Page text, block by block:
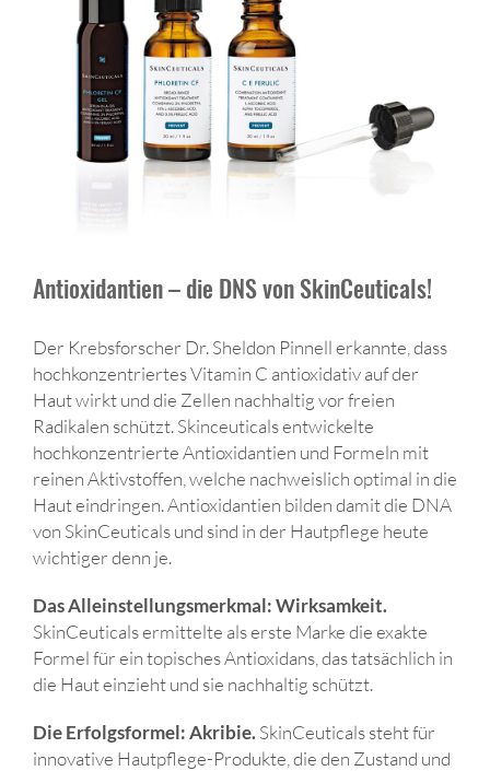
Antioxidantien – die DNS von SkinCeuticals!
Der Krebsforscher Dr. Sheldon Pinnell erkannte, dass
hochkonzentriertes Vitamin C antioxidativ auf der
Haut wirkt und die Zellen nachhaltig vor freien
Radikalen schützt. Skinceuticals entwickelte
hochkonzentrierte Antioxidantien und Formeln mit
reinen Aktivstoffen, welche nachweislich optimal in die
Haut eindringen. Antioxidantien bilden damit die DNA
von SkinCeuticals und sind in der Hautpflege heute
wichtiger denn je.
Das Alleinstellungsmerkmal: Wirksamkeit.
SkinCeuticals ermittelte als erste Marke die exakte
Formel für ein topisches Antioxidans, das tatsächlich in
die Haut einzieht und sie nachhaltig schützt.
Die Erfolgsformel: Akribie.SkinCeuticals steht für
innovative Hautpflege-Produkte, die den Zustand und